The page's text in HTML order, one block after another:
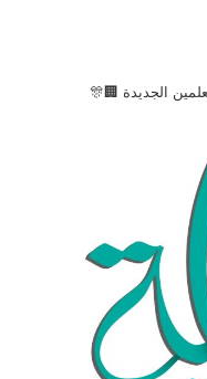
الجديدة 🏢🎊